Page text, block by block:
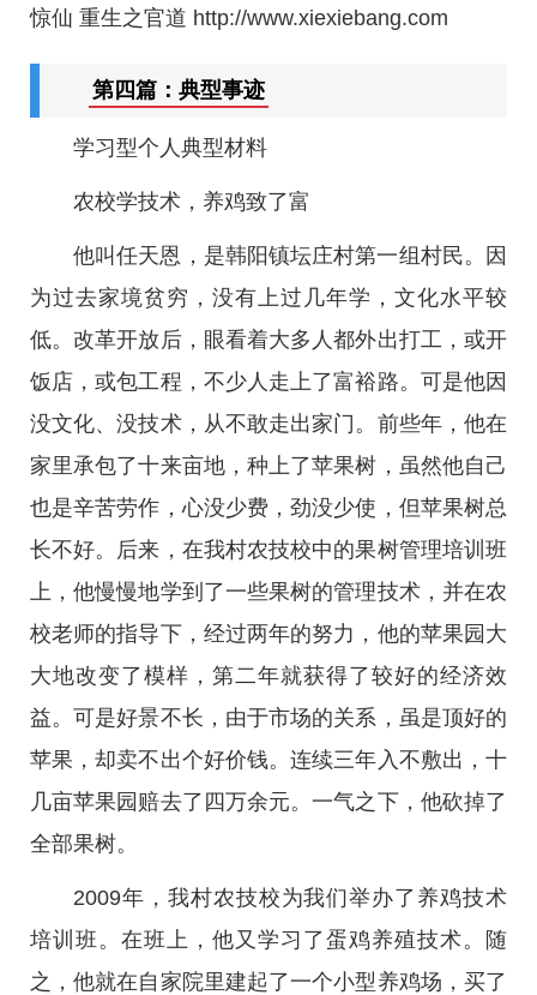
惊仙 重生之官道 http://www.xiexiebang.com
第四篇：典型事迹
学习型个人典型材料
农校学技术，养鸡致了富
他叫任天恩，是韩阳镇坛庄村第一组村民。因
为过去家境贫穷，没有上过几年学，文化水平较
低。改革开放后，眼看着大多人都外出打工，或开
饭店，或包工程，不少人走上了富裕路。可是他因
没文化、没技术，从不敢走出家门。前些年，他在
家里承包了十来亩地，种上了苹果树，虽然他自己
也是辛苦劳作，心没少费，劲没少使，但苹果树总
长不好。后来，在我村农技校中的果树管理培训班
上，他慢慢地学到了一些果树的管理技术，并在农
校老师的指导下，经过两年的努力，他的苹果园大
大地改变了模样，第二年就获得了较好的经济效
益。可是好景不长，由于市场的关系，虽是顶好的
苹果，却卖不出个好价钱。连续三年入不敷出，十
几亩苹果园赔去了四万余元。一气之下，他砍掉了
全部果树。
2009年，我村农技校为我们举办了养鸡技术
培训班。在班上，他又学习了蛋鸡养殖技术。随
之，他就在自家院里建起了一个小型养鸡场，买了